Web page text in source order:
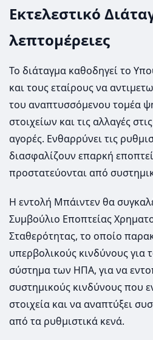
Εκτελεστικό
λεπτομέρειες
Το διάταγμα καθοδηγεί το
και τους εταίρους να
του αναπτυσσόμενου τομέα
στοιχείων και τις αλλαγές
αγορές. Ενθαρρύνει τις
διασφαλίζουν επαρκή
προστατεύονται από
Η εντολή Μπάιντεν θα
Συμβούλιο Εποπτείας
Σταθερότητας, το οποίο
υπερβολικούς κινδύνους για
σύστημα των ΗΠΑ, για να
συστημικούς κινδύνους που
στοιχεία και να αναπτύξει
από τα ρυθμιστικά κενά.